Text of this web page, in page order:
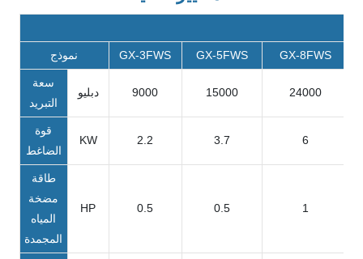
نموذج GX-3FWS GX-5FWS GX-8FWS
سعة
التبريد
دبليو 9000 15000 24000
قوة
الضاغط
KW 2.2 3.7 6
طاقة
مضخة
المياه
المجمدة
HP 0.5 0.5 1